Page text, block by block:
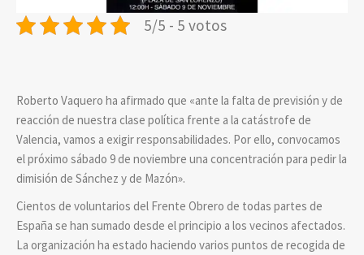
5/5 - 5 votos
Roberto Vaquero ha afirmado que «ante la falta de previsión y de
reacción de nuestra clase política frente a la catástrofe de
Valencia, vamos a exigir responsabilidades. Por ello, convocamos
el próximo sábado 9 de noviembre una concentración para pedir la
dimisión de Sánchez y de Mazón».
Cientos de voluntarios del Frente Obrero de todas partes de
España se han sumado desde el principio a los vecinos afectados.
La organización ha estado haciendo varios puntos de recogida de